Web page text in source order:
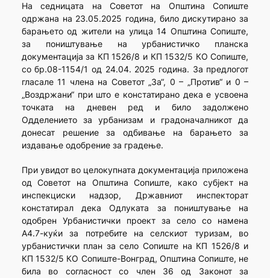
На седницата на Советот на Општина Сопиште
одржана на 23.05.2025 година, било дискутирано за
барањето од жители на улица 14 Општина Сопиште,
за поништување на урбанистичко планска
документација за КП 1526/8 и КП 1532/5 КО Сопиште,
со бр.08-1154/1 од 24.04. 2025 година. За предлогот
гласале 11 члена на Советот „За“, 0 – „Против“ и 0 –
„Воздржани“ при што е констатирано дека е усвоена
точката на дневен ред и било задолжено
Одделението за урбанизам и градоначалникот да
донесат решение за одбивање на барањето за
издавање одобрение за градење.
При увидот во целокупната документација приложена
од Советот на Општина Сопиште, како субјект на
инспекциски надзор, Државниот инспекторат
констатирал дека Одлуката за поништување на
одобрен Урбанистички проект за село со намена
А4.7-куќи за потребите на селскиот туризам, во
урбанистички план за село Сопиште на КП 1526/8 и
КП 1532/5 КО Сопиште-Вонград, Општина Сопиште, не
била во согласност со член 36 од Законот за